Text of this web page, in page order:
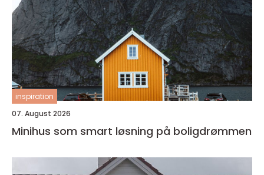
inspiration
07. August 2026
Minihus som smart løsning på boligdrømmen